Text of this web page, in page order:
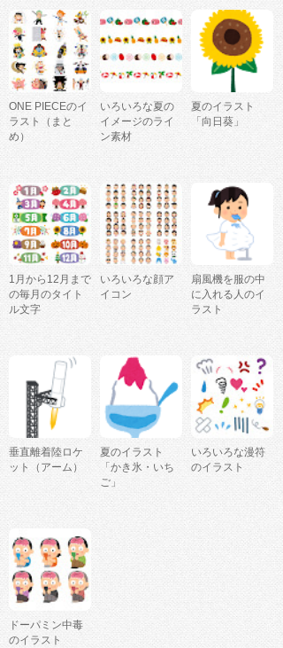
ONE PIECEのイ
ラスト（まと
め）
いろいろな夏の
イメージのライ
ン素材
夏のイラスト
「向日葵」
1月から12月まで
の毎月のタイト
ル文字
いろいろな顔ア
イコン
扇風機を服の中
に入れる人のイ
ラスト
垂直離着陸ロケ
ット（アーム）
夏のイラスト
「かき氷・いち
ご」
いろいろな漫符
のイラスト
ドーパミン中毒
のイラスト